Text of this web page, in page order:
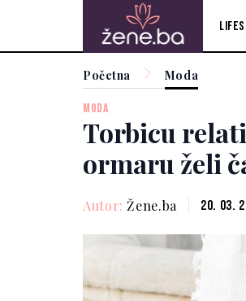
Početna Moda
MODA
Torbicu
ormaru želi
Autor: Žene.ba 20. 03.